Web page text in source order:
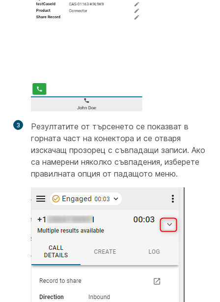
3
Резултатите от търсенето се показват в
горната част на конектора и се отваря
изскачащ прозорец с съвпадащи записи. Ако
са намерени няколко съвпадения, изберете
правилната опция от падащото меню.